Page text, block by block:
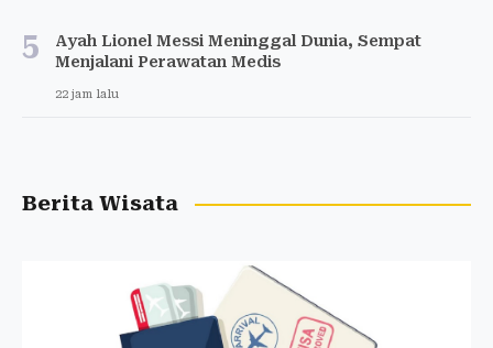
5
Ayah Lionel Messi Meninggal Dunia, Sempat
Menjalani Perawatan Medis
22 jam lalu
Berita Wisata